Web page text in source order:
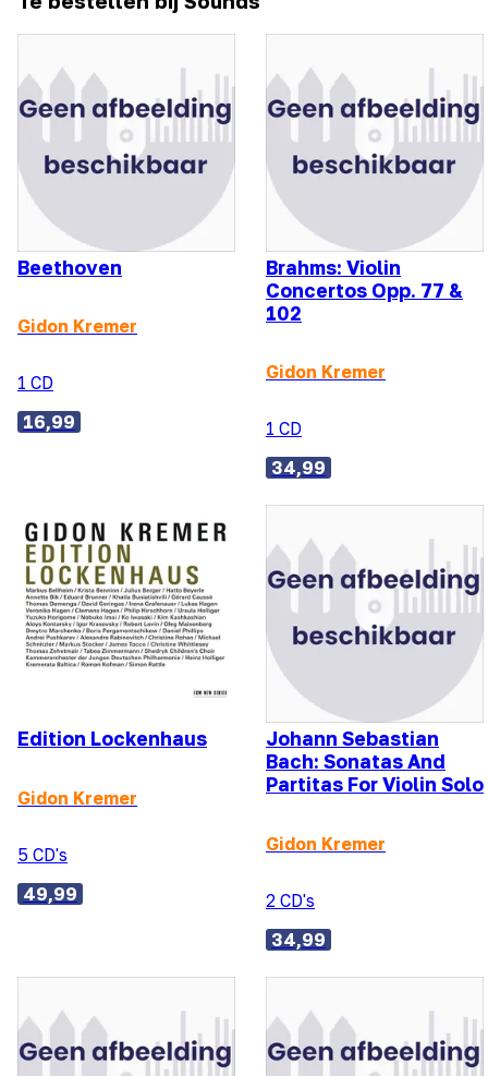
Beethoven
Gidon Kremer
1 CD
16,99
Brahms: Violin
Concertos Opp. 77 &
102
Gidon Kremer
1 CD
34,99
Edition Lockenhaus
Gidon Kremer
5 CD's
49,99
Johann Sebastian
Bach: Sonatas And
Partitas For Violin Solo
Gidon Kremer
2 CD's
34,99